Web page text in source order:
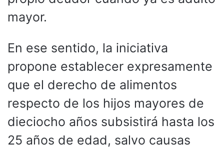
mayor.
En ese sentido, la iniciativa
propone establecer expresamente
que el derecho de alimentos
respecto de los hijos mayores de
dieciocho años subsistirá hasta los
25 años de edad, salvo causas